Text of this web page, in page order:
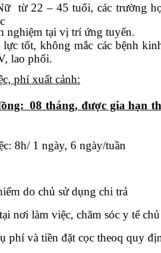
từ 22 – 45 tuổi, các trường
nghiệm tại vị trí ứng tuyển.
tốt, không mắc các bệnh
lao phổi.
phí xuất cảnh:
08 tháng, được gia hạn
8h/ 1 ngày, 6 ngày/tuần
do chủ sử dụng chi trả
nơi làm việc, chăm sóc y tế
và tiền đặt cọc theoq quy